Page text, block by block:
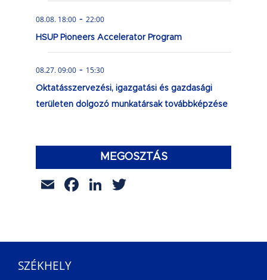
08.08. 18:00 - 22:00
HSUP Pioneers Accelerator Program
08.27. 09:00 - 15:30
Oktatásszervezési, igazgatási és gazdasági
területen dolgozó munkatársak továbbképzése
MEGOSZTÁS
EmailFacebook
LinkedIn
SZÉKHELY